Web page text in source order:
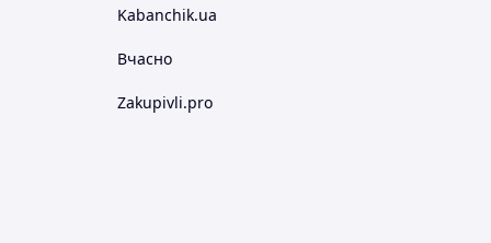
Kabanchik.ua
Вчасно
Zakupivli.pro